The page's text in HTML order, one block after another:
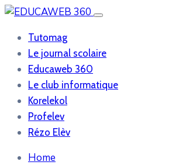
Tutomag
Le journal scolaire
Educaweb 360
Le club informatique
Korelekol
Profelev
Rézo Elèv
Home